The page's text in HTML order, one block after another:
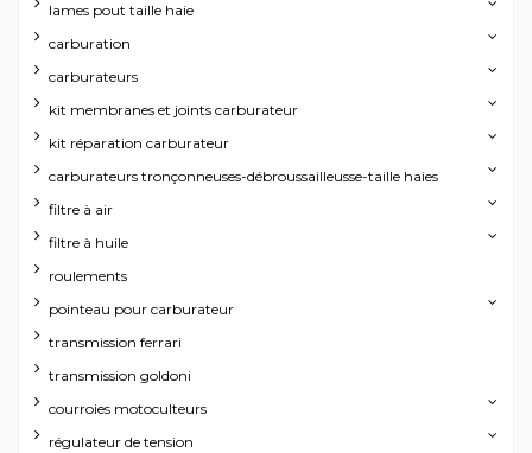
lames pout taille haie
carburation
carburateurs
kit membranes et joints carburateur
kit réparation carburateur
carburateurs tronçonneuses-débroussailleusse-taille haies
filtre à air
filtre à huile
roulements
pointeau pour carburateur
transmission ferrari
transmission goldoni
courroies motoculteurs
régulateur de tension